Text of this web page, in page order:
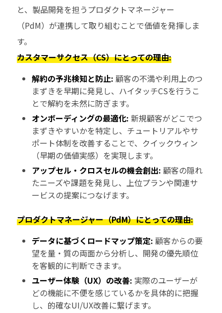
と、製品開発を担うプロダクトマネージャー
（PdM）が連携して取り組むことで価値を発揮しま
す。
カスタマーサクセス（CS）にとっての理由:
解約の予兆検知と防止: 顧客の不満や利用上のつ
まずきを早期に発見し、ハイタッチCSを行うこ
とで解約を未然に防ぎます。
オンボーディングの最適化: 新規顧客がどこでつ
まずきやすいかを特定し、チュートリアルやサ
ポート体制を改善することで、クイックウィン
（早期の価値実感）を実現します。
アップセル・クロスセルの機会創出: 顧客の隠れ
たニーズや課題を発見し、上位プランや関連サ
ービスの提案につなげます。
プロダクトマネージャー（PdM）にとっての理由:
データに基づくロードマップ策定: 顧客からの要
望を量・質の両面から分析し、開発の優先順位
を客観的に判断できます。
ユーザー体験（UX）の改善: 実際のユーザーが
どの機能に不便を感じているかを具体的に把握
し、的確なUI/UX改善に繋げます。